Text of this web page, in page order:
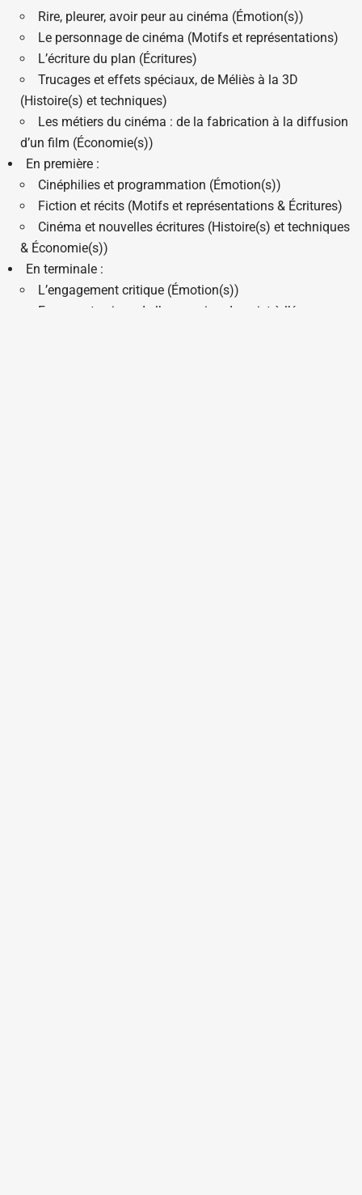
Rire, pleurer, avoir peur au cinéma (Émotion(s))
Le personnage de cinéma (Motifs et représentations)
L’écriture du plan (Écritures)
Trucages et effets spéciaux, de Méliès à la 3D
(Histoire(s) et techniques)
Les métiers du cinéma : de la fabrication à la diffusion
d’un film (Économie(s))
En première :
Cinéphilies et programmation (Émotion(s))
Fiction et récits (Motifs et représentations & Écritures)
Cinéma et nouvelles écritures (Histoire(s) et techniques
& Économie(s))
En terminale :
L’engagement critique (Émotion(s))
Formes et enjeux de l’expression du sujet à l’écran